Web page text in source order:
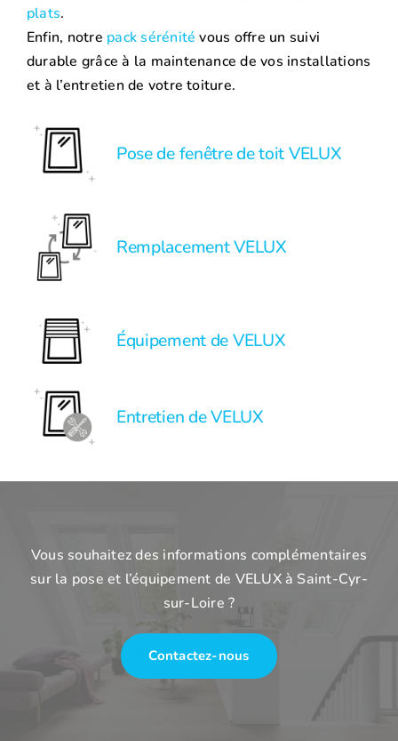
plats.
Enfin, notre pack sérénité vous offre un suivi
durable grâce à la maintenance de vos installations
et à l’entretien de votre toiture.
Pose de fenêtre de toit VELUX
Remplacement VELUX
Équipement de VELUX
Entretien de VELUX
Vous souhaitez des informations complémentaires
sur la pose et l’équipement de VELUX à Saint-Cyr-
sur-Loire ?
Contactez-nous